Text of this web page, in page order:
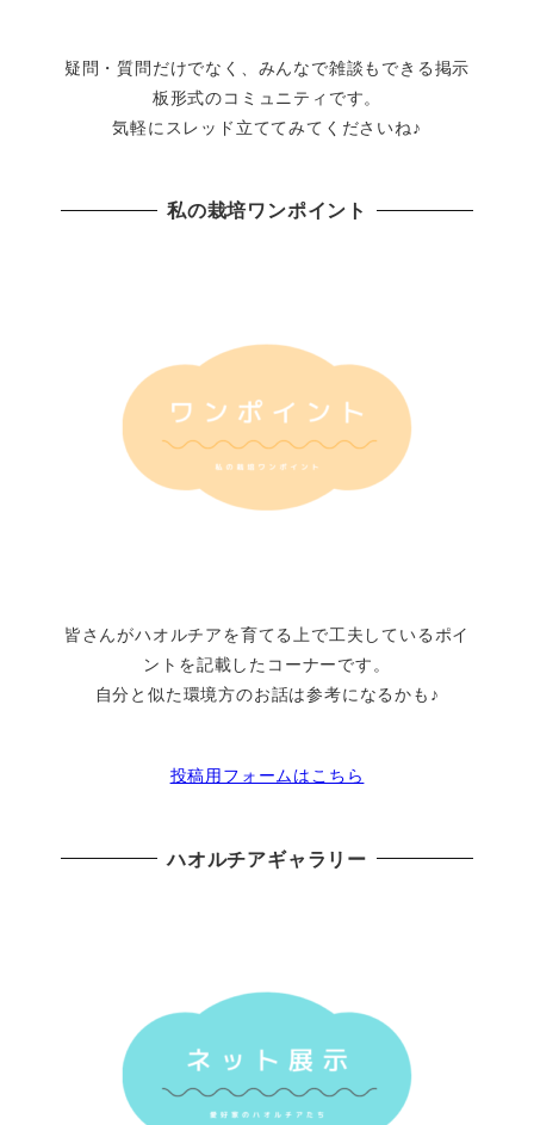
疑問・質問だけでなく、みんなで雑談もできる掲示
板形式のコミュニティです。
気軽にスレッド立ててみてくださいね♪
私の栽培ワンポイント
皆さんがハオルチアを育てる上で工夫しているポイ
ントを記載したコーナーです。
自分と似た環境方のお話は参考になるかも♪
投稿用フォームはこちら
ハオルチアギャラリー